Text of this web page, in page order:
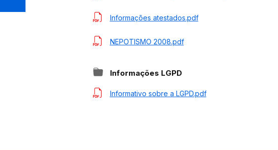
Informações atestados.pdf
NEPOTISMO 2008.pdf
Informações LGPD
Informativo sobre a LGPD.pdf